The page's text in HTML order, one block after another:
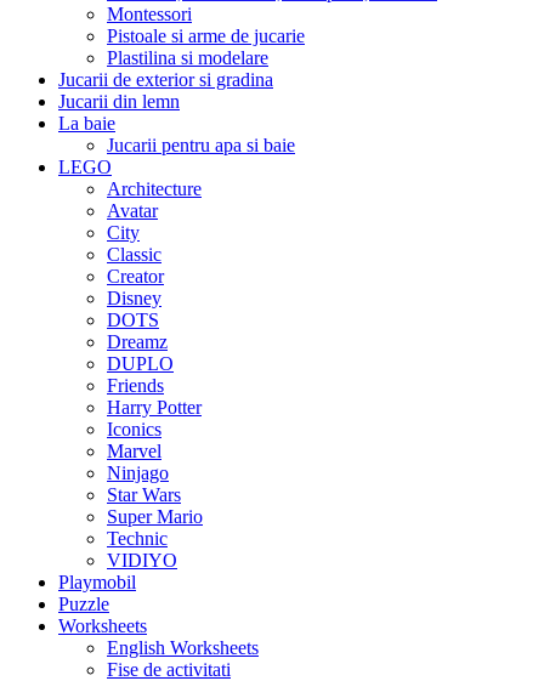
Montessori
Pistoale si arme de jucarie
Plastilina si modelare
Jucarii de exterior si gradina
Jucarii din lemn
La baie
Jucarii pentru apa si baie
LEGO
Architecture
Avatar
City
Classic
Creator
Disney
DOTS
Dreamz
DUPLO
Friends
Harry Potter
Iconics
Marvel
Ninjago
Star Wars
Super Mario
Technic
VIDIYO
Playmobil
Puzzle
Worksheets
English Worksheets
Fise de activitati